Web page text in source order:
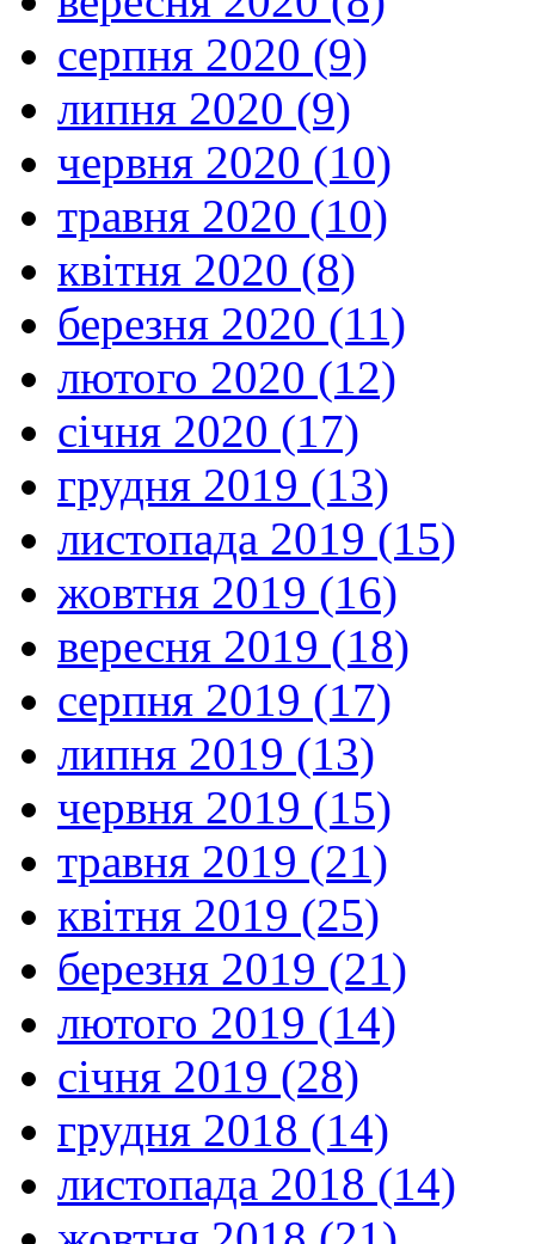
серпня 2020 (9)
липня 2020 (9)
червня 2020 (10)
травня 2020 (10)
квітня 2020 (8)
березня 2020 (11)
лютого 2020 (12)
січня 2020 (17)
грудня 2019 (13)
листопада 2019 (15)
жовтня 2019 (16)
вересня 2019 (18)
серпня 2019 (17)
липня 2019 (13)
червня 2019 (15)
травня 2019 (21)
квітня 2019 (25)
березня 2019 (21)
лютого 2019 (14)
січня 2019 (28)
грудня 2018 (14)
листопада 2018 (14)